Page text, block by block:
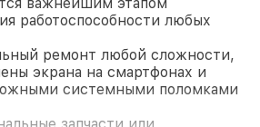
работоспособности любых
ремонт любой сложности,
экрана на смартфонах и
системными поломками